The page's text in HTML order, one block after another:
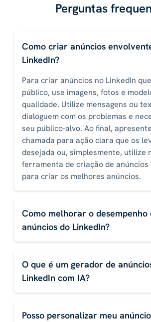
Perguntas
Como criar anúncios
LinkedIn?
Para criar anúncios no LinkedIn
público, use imagens, fotos e
qualidade. Utilize mensagens ou
dialoguem com os problemas e
seu público-alvo. Ao final,
chamada para ação clara que os
desejada ou, simplesmente, utilize
ferramenta de criação de anúncios
para criar os melhores anúncios.
Como melhorar o desempenho
anúncios do LinkedIn?
O que é um gerador de
LinkedIn com IA?
Posso personalizar meu